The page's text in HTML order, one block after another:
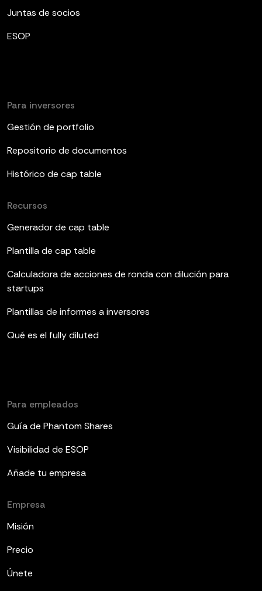
Juntas de socios
ESOP
Para inversores
Gestión de portfolio
Repositorio de documentos
Histórico de cap table
Recursos
Generador de cap table
Plantilla de cap table
Calculadora de acciones de ronda con dilución para
startups
Plantillas de informes a inversores
Qué es el fully diluted
Para empleados
Guía de Phantom Shares
Visibilidad de ESOP
Añade tu empresa
Empresa
Misión
Precio
Únete